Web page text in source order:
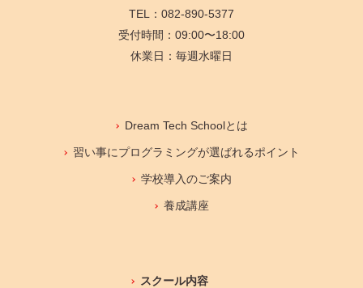
TEL：082-890-5377
受付時間：09:00〜18:00
休業日：毎週水曜日
Dream Tech Schoolとは
習い事にプログラミングが選ばれるポイント
学校導入のご案内
養成講座
スクール内容